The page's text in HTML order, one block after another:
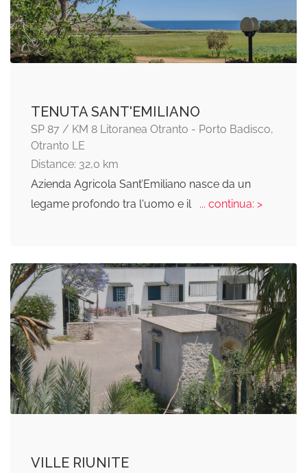
TENUTA SANT'EMILIANO
SP 87 / KM 8 Litoranea Otranto - Porto Badisco,
Otranto LE
Distance: 32,0 km
Azienda Agricola Sant’Emiliano nasce da un
legame profondo tra l'uomo e il
... continua: >
VILLE RIUNITE